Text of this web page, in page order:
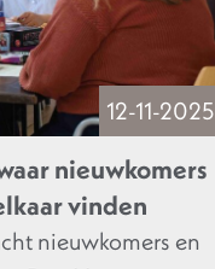
12-11-2025
nieuwkomers
vinden
nieuwkomers en